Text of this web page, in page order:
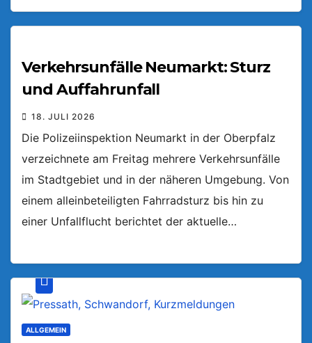
Verkehrsunfälle Neumarkt: Sturz
und Auffahrunfall
18. JULI 2026
Die Polizeiinspektion Neumarkt in der Oberpfalz
verzeichnete am Freitag mehrere Verkehrsunfälle
im Stadtgebiet und in der näheren Umgebung. Von
einem alleinbeteiligten Fahrradsturz bis hin zu
einer Unfallflucht berichtet der aktuelle…
ALLGEMEIN